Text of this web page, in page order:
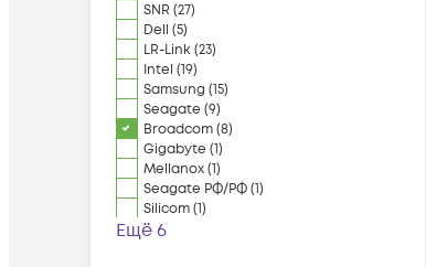
SNR (27)
Dell (5)
LR-Link(23)
Intel (19)
Samsung (15)
Seagate (9)
Broadcom(8)
Gigabyte (1)
Mellanox(1)
Seagate РФ/РФ(1)
Silicom(1)
Ещё 6